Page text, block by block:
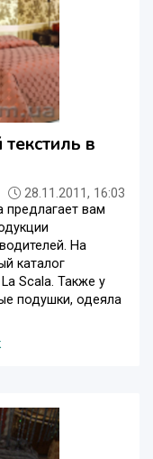
в
28.11.2011, 16:03
предлагает вам
На
каталог
Scala. Также у
подушки, одеяла